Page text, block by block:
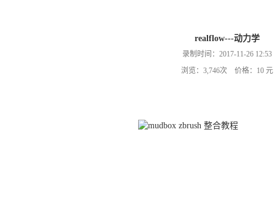
realflow---动力学
录制时间：2017-11-26 12:53
浏览：3,746次 价格：10 元